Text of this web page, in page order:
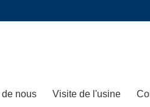
nous Visite de l'usine